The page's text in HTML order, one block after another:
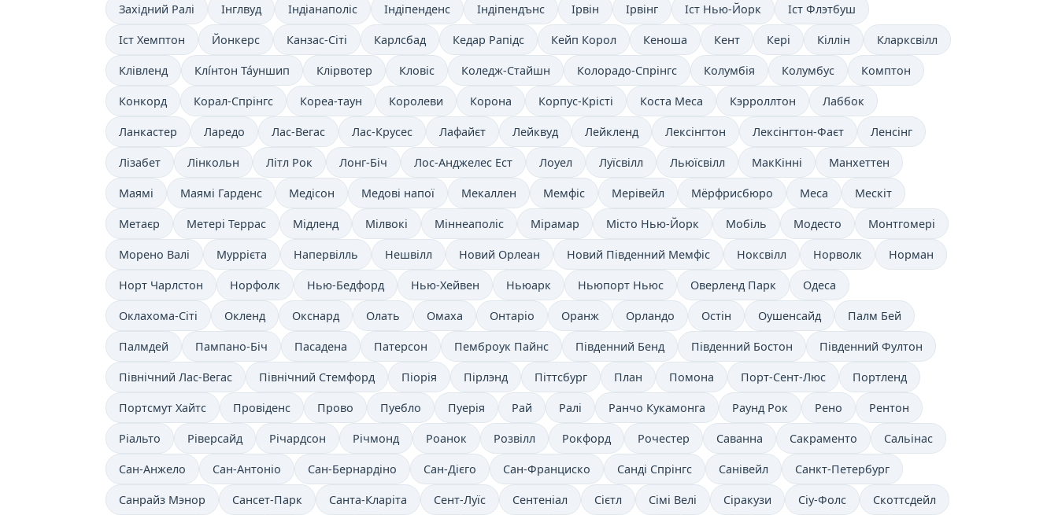
Західний Ралі Інглвуд Індіанаполіс Індіпенденс Індіпендънс Ірвін Ірвінг Іст Нью-Йорк Іст Флэтбуш
Іст Хемптон Йонкерс Канзас-Сіті Карлсбад Кедар Рапідс Кейп Корол Кеноша Кент Кері Кіллін Кларксвілл
Клівленд Клі́нтон Та́уншип Клірвотер Кловіс Коледж-Стайшн Колорадо-Спрінгс Колумбія Колумбус Комптон
Конкорд Корал-Спрінгс Кореа-таун Королеви Корона Корпус-Крісті Коста Меса Кэрроллтон Лаббок
Ланкастер Ларедо Лас-Вегас Лас-Крусес Лафайєт Лейквуд Лейкленд Лексінгтон Лексінгтон-Фаєт Ленсінг
Лізабет Лінкольн Літл Рок Лонг-Біч Лос-Анджелес Ест Лоуел Луїсвілл Льюїсвілл МакКінні Манхеттен
Маямі Маямі Гарденс Медісон Медові напої Мекаллен Мемфіс Мерівейл Мёрфрисбюро Меса Мескіт
Метаєр Метері Террас Мідленд Мілвокі Міннеаполіс Мірамар Місто Нью-Йорк Мобіль Модесто Монтгомері
Морено Валі Муррієта Напервілль Нешвілл Новий Орлеан Новий Південний Мемфіс Ноксвілл Норволк Норман
Норт Чарлстон Норфолк Нью-Бедфорд Нью-Хейвен Ньюарк Ньюпорт Ньюс Оверленд Парк Одеса
Оклахома-Сіті Окленд Окснард Олать Омаха Онтаріо Оранж Орландо Остін Оушенсайд Палм Бей
Палмдей Пампано-Біч Пасадена Патерсон Пемброук Пайнс Південний Бенд Південний Бостон Південний Фултон
Північний Лас-Вегас Північний Стемфорд Піорія Пірлэнд Піттсбург План Помона Порт-Сент-Люс Портленд
Портсмут Хайтс Провіденс Прово Пуебло Пуерія Рай Ралі Ранчо Кукамонга Раунд Рок Рено Рентон
Ріальто Ріверсайд Річардсон Річмонд Роанок Розвілл Рокфорд Рочестер Саванна Сакраменто Сальінас
Сан-Анжело Сан-Антоніо Сан-Бернардіно Сан-Дієго Сан-Франциско Санді Спрінгс Санівейл Санкт-Петербург
Санрайз Мэнор Сансет-Парк Санта-Кларіта Сент-Луїс Сентеніал Сієтл Сімі Велі Сіракузи Сіу-Фолс Скоттсдейл